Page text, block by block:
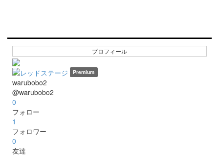
プロフィール
Premium
warubobo2
@warubobo2
0
フォロー
1
フォロワー
0
友達